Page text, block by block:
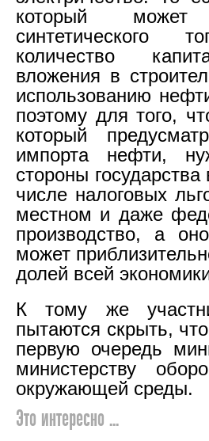
который может
синтетического
количество
вложения в
использованию
поэтому для того,
который
импорта нефти,
стороны
числе налоговых
местном и даже
производство, а
может
долей всей
К тому же
пытаются скрыть,
первую очередь
министерству
окружающей среды.
Это интересно ...